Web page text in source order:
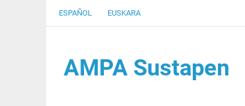
ESPAÑOL EUSKARA
AMPA Sustapen
Usandizaga-Peñaflorida-Amara B.H.I.ko